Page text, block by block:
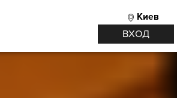
Киев
ВХОД